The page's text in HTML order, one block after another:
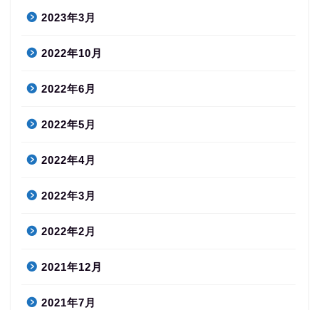
2023年3月
2022年10月
2022年6月
2022年5月
2022年4月
2022年3月
2022年2月
2021年12月
2021年7月